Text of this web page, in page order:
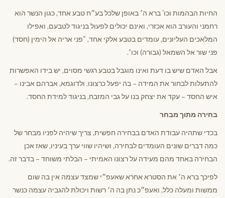
החיות הבהמות וכו' ברא ה׳ באופן שלכל בע״ח טבע אחד, כגון הנשר הוא
רחמני והעורב הוא אכזרי, ואינם יכולים לפעול בניגוד לטבעם, ואפילו
המלאכים העליונים, עומדים בטבע אלקי אחד, "פני אריה אל הימין (חסד)
פני שור אל השמאל (גבורה) וכו׳.
אבל האדם שיש בו דעת ואינו מוגבל בטבע רגשי מסוים, יש בידו האפשרות
להתעלות לבחור את המידה – בה יפעל כרצונו. ולדוגמא, אברהם אבינו –
איש החסד – עקד את יצחק בנו על גבי המזבח, בניגוד למידת החסד.
בחירה מתוך מבחר
בכדי שתהיה עבודת האדם בבחירה חפשית, צריך שיהיה לפניו מבחר של
כמה דברים שונים העומדים לבחירה, ושיהיו שווי ערך בעיניו, שאז אכן
הבחירה באחד מהם מעידה על רצונו האמיתי – הבלתי משוחד – בדבר זה.
לפיכך ברא ה׳ את הסטרא אחרא שאעפ״י שמצד עצמה אין בה שום
ממשות ומעלה כלל, ואעפ״כ נתן בה ה׳ רשות ויכולת להגביה עצמה כנשר